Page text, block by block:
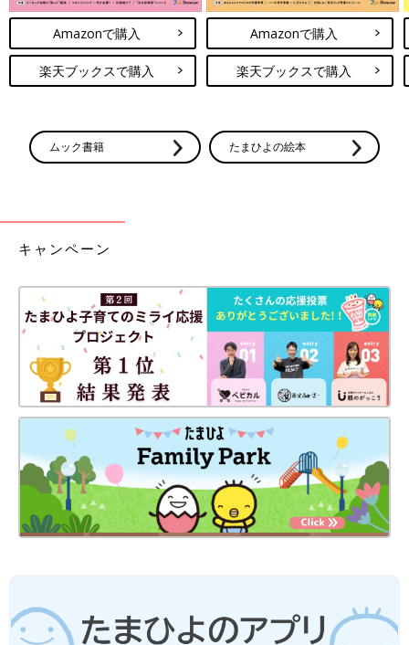
自身の体調も大事にしつつ付き合っていけると気持ちも楽になる
かもしれませんね。
（文・真山りせ）
■文中のコメントは『ウィメンズパーク』の投稿を再編集したも
Amazonで購入
楽天ブックスで購入
Amazonで購入
楽天ブックスで購入
ムック書籍 たまひよの絵本
キャンペーン